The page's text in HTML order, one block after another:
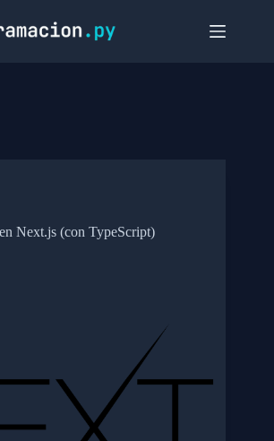
Next.js (con TypeScript)